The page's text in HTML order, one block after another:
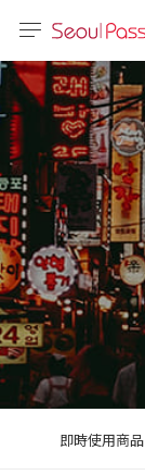
体)
文 (台灣)
即時使用商品